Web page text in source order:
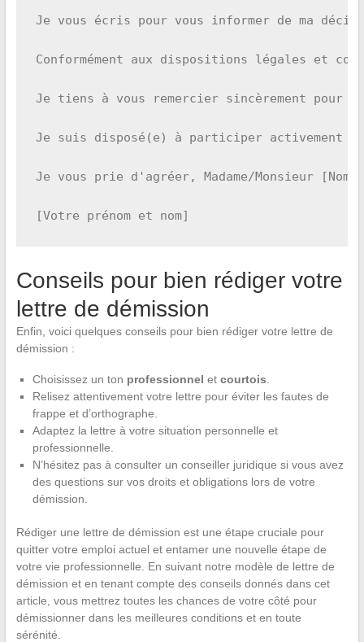
Je vous écris pour vous informer de ma
Conformément aux dispositions légales et
Je tiens à vous remercier sincèrement pour
Je suis disposé(e) à participer activement
Je vous prie d'agréer, Madame/Monsieur
Conseils pour bien rédiger votre
lettre de démission
Enfin, voici quelques conseils pour bien rédiger votre lettre de
démission :
Choisissez un ton professionnel et courtois
Relisez attentivement votre lettre pour éviter les fautes de
frappe et d’orthographe.
Adaptez la lettre à votre situation personnelle et
professionnelle.
N’hésitez pas à consulter un conseiller juridique si vous avez
des questions sur vos droits et obligations lors de votre
démission.
Rédiger une lettre de démission est une étape cruciale pour
quitter votre emploi actuel et entamer une nouvelle étape de
votre vie professionnelle. En suivant notre modèle de lettre de
démission et en tenant compte des conseils donnés dans cet
article, vous mettrez toutes les chances de votre côté pour
démissionner dans les meilleures conditions et en toute
sérénité.